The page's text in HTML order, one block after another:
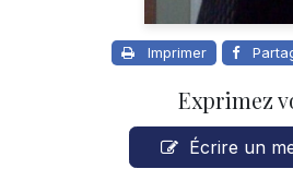
Imprimer
Exprimez
Écrire un